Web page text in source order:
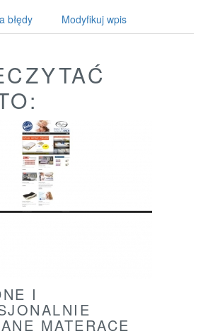
błędy Modyfikuj wpis
I
MATERACE